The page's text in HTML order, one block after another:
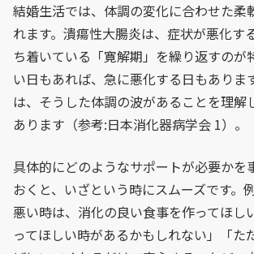
結婚生活では、体調の変化に合わせた柔
れます。潰瘍性大腸炎は、症状が悪化す
ち着いている「寛解期」を繰り返すのが
い日もあれば、急に悪化する日もありま
は、そうした体調の波があることを理解
あります（参考:日本消化器病学会 1）。
具体的にどのようなサポートが必要かを
おくと、いざという時にスムーズです。
悪い時は、消化の良い食事を作ってほし
ってほしい時があるかもしれない」「た